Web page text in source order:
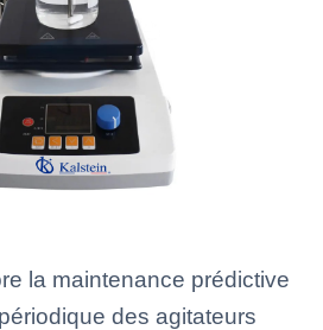
la maintenance prédictive
des agitateurs